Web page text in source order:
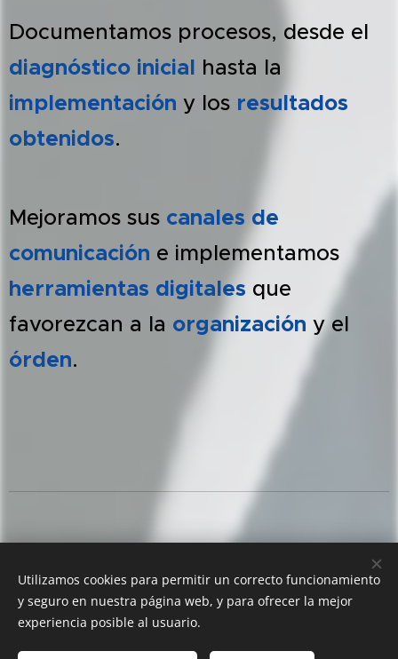
Documentamos procesos, desde el
diagnóstico inicial hasta la
implementación y los resultados
obtenidos.
Mejoramos sus canales de
comunicación e implementamos
herramientas digitales que
favorezcan a la organización y el
órden.
© 2012 CCA Consulting. San Lorenzo 501 PB D, Torre C., Cordoba,
Argentina. Cp.5000
Cookies
Utilizamos cookies para permitir un correcto funcionamiento
y seguro en nuestra página web, y para ofrecer la mejor
experiencia posible al usuario.